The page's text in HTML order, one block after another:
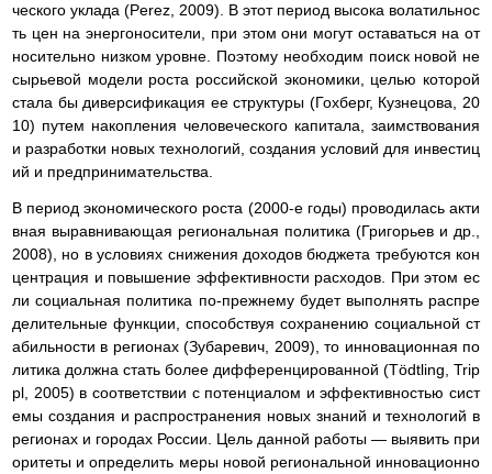
ческого уклада (Perez, 2009). В этот период высока волатильнос
ть цен на энергоносители, при этом они могут оставаться на от
носительно низком уровне. Поэтому необходим поиск новой не
сырьевой модели роста российской экономики, целью которой
стала бы диверсификация ее структуры (Гохберг, Кузнецова, 20
10) путем накопления человеческого капитала, заимствования
и разработки новых технологий, создания условий для инвестиц
ий и предпринимательства.
В период экономического роста (2000-е годы) проводилась акти
вная выравнивающая региональная политика (Григорьев и др.,
2008), но в условиях снижения доходов бюджета требуются кон
центрация и повышение эффективности расходов. При этом ес
ли социальная политика по-прежнему будет выполнять распре
делительные функции, способствуя сохранению социальной ст
абильности в регионах (Зубаревич, 2009), то инновационная по
литика должна стать более дифференцированной (Tödtling, Trip
pl, 2005) в соответствии с потенциалом и эффективностью сист
емы создания и распространения новых знаний и технологий в
регионах и городах России. Цель данной работы — выявить при
оритеты и определить меры новой региональной инновационно